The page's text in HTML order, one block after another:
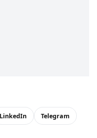
LinkedIn Telegram